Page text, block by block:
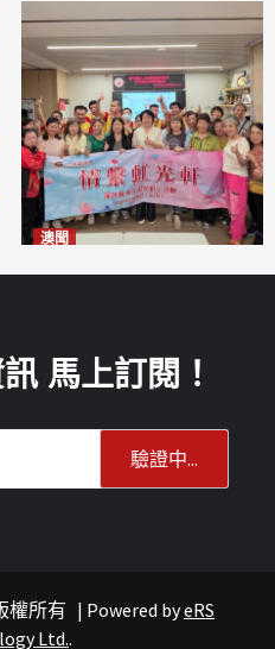
澳聞
文化
馬上訂閱！
權所有 | Powered byeRS
Ltd..